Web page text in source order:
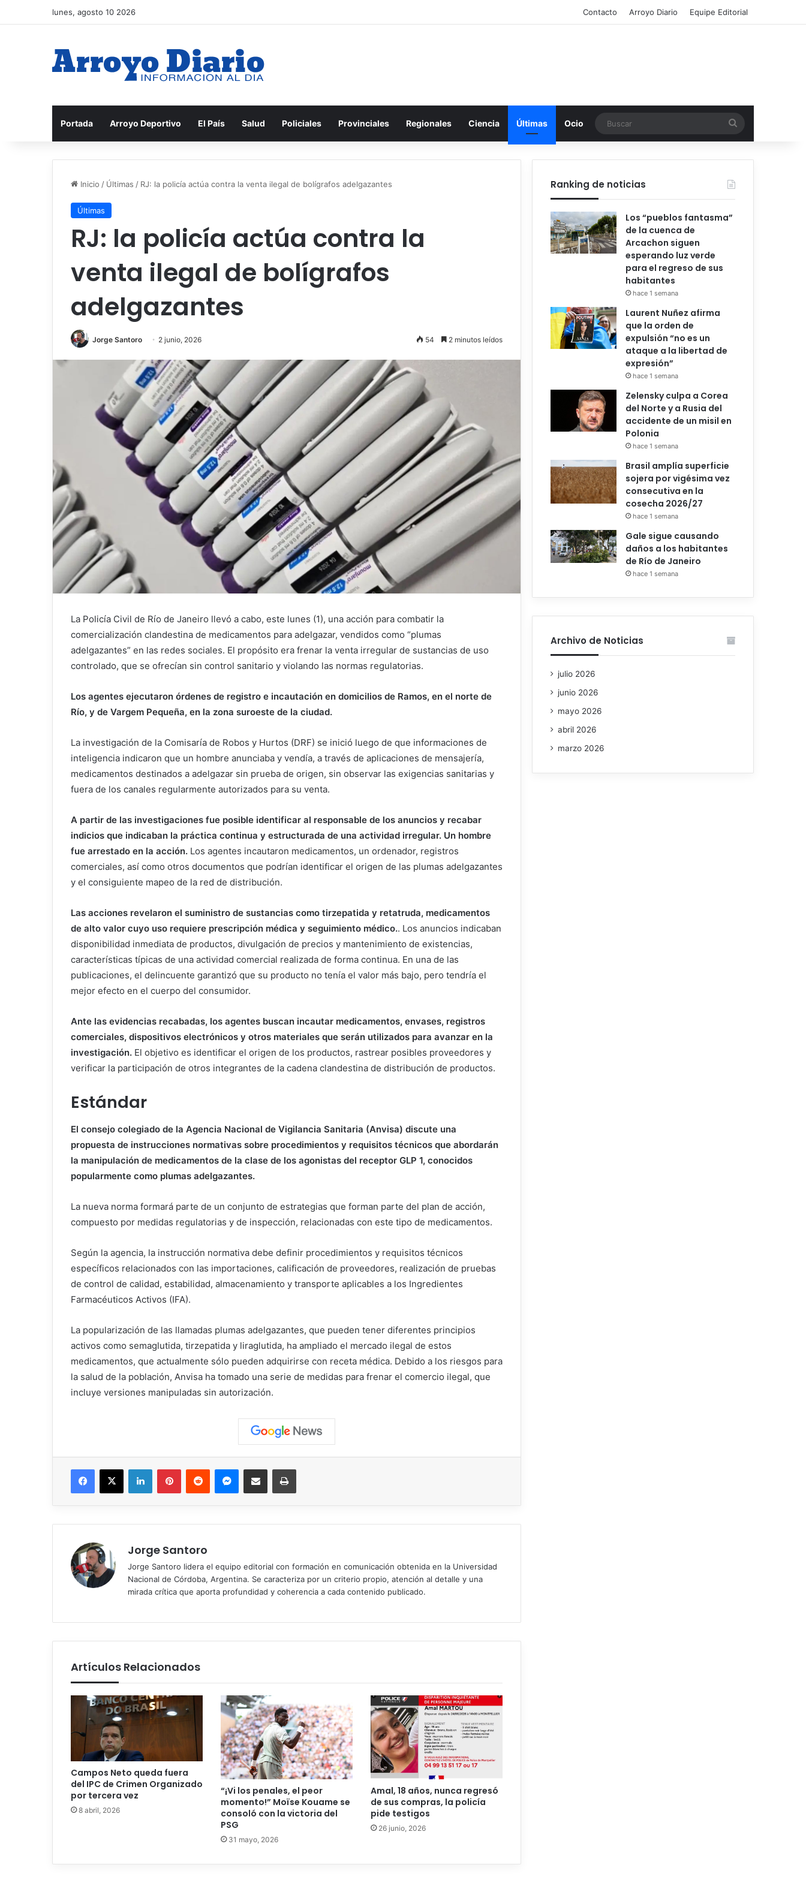
lunes, agosto 10 2026 Contacto Arroyo Diario Equipe Editorial
Portada Arroyo Deportivo El País Salud Policiales Provinciales Regionales Ciencia Últimas Ocio
Inicio / Últimas / RJ: la policía actúa contra la venta ilegal de bolígrafos adelgazantes
Últimas
RJ: la policía actúa contra la
venta ilegal de bolígrafos
adelgazantes
Jorge Santoro 2 junio, 2026 54 2 minutos leídos
La Policía Civil de Río de Janeiro llevó a cabo, este lunes (1), una acción para combatir la
comercialización clandestina de medicamentos para adelgazar, vendidos como “plumas
adelgazantes” en las redes sociales. El propósito era frenar la venta irregular de sustancias de uso
controlado, que se ofrecían sin control sanitario y violando las normas regulatorias.
Los agentes ejecutaron órdenes de registro e incautación en domicilios de Ramos, en el norte de
Río, y de Vargem Pequeña, en la zona suroeste de la ciudad.
La investigación de la Comisaría de Robos y Hurtos (DRF) se inició luego de que informaciones de
inteligencia indicaron que un hombre anunciaba y vendía, a través de aplicaciones de mensajería,
medicamentos destinados a adelgazar sin prueba de origen, sin observar las exigencias sanitarias y
fuera de los canales regularmente autorizados para su venta.
A partir de las investigaciones fue posible identificar al responsable de los anuncios y recabar
indicios que indicaban la práctica continua y estructurada de una actividad irregular. Un hombre
fue arrestado en la acción. Los agentes incautaron medicamentos, un ordenador, registros
comerciales, así como otros documentos que podrían identificar el origen de las plumas adelgazantes
y el consiguiente mapeo de la red de distribución.
Las acciones revelaron el suministro de sustancias como tirzepatida y retatruda, medicamentos
de alto valor cuyo uso requiere prescripción médica y seguimiento médico.. Los anuncios indicaban
disponibilidad inmediata de productos, divulgación de precios y mantenimiento de existencias,
características típicas de una actividad comercial realizada de forma continua. En una de las
publicaciones, el delincuente garantizó que su producto no tenía el valor más bajo, pero tendría el
mejor efecto en el cuerpo del consumidor.
Ante las evidencias recabadas, los agentes buscan incautar medicamentos, envases, registros
comerciales, dispositivos electrónicos y otros materiales que serán utilizados para avanzar en la
investigación. El objetivo es identificar el origen de los productos, rastrear posibles proveedores y
verificar la participación de otros integrantes de la cadena clandestina de distribución de productos.
Estándar
El consejo colegiado de la Agencia Nacional de Vigilancia Sanitaria (Anvisa) discute una
propuesta de instrucciones normativas sobre procedimientos y requisitos técnicos que abordarán
la manipulación de medicamentos de la clase de los agonistas del receptor GLP 1, conocidos
popularmente como plumas adelgazantes.
La nueva norma formará parte de un conjunto de estrategias que forman parte del plan de acción,
compuesto por medidas regulatorias y de inspección, relacionadas con este tipo de medicamentos.
Según la agencia, la instrucción normativa debe definir procedimientos y requisitos técnicos
específicos relacionados con las importaciones, calificación de proveedores, realización de pruebas
de control de calidad, estabilidad, almacenamiento y transporte aplicables a los Ingredientes
Farmacéuticos Activos (IFA).
La popularización de las llamadas plumas adelgazantes, que pueden tener diferentes principios
activos como semaglutida, tirzepatida y liraglutida, ha ampliado el mercado ilegal de estos
medicamentos, que actualmente sólo pueden adquirirse con receta médica. Debido a los riesgos para
la salud de la población, Anvisa ha tomado una serie de medidas para frenar el comercio ilegal, que
incluye versiones manipuladas sin autorización.
Facebook
X LinkedInPinterestReddit MessengerCompartir vía correo electrónicoImprimir
Jorge Santoro
Jorge Santoro lidera el equipo editorial con formación en comunicación obtenida en la Universidad
Nacional de Córdoba, Argentina. Se caracteriza por un criterio propio, atención al detalle y una
mirada crítica que aporta profundidad y coherencia a cada contenido publicado.
Artículos Relacionados
Campos Neto queda fuera
del IPC de Crimen Organizado
por tercera vez
8 abril, 2026
“¡Vi los penales, el peor
momento!” Moïse Kouame se
consoló con la victoria del
PSG
31 mayo, 2026
Amal, 18 años, nunca regresó
de sus compras, la policía
pide testigos
26 junio, 2026
Ranking de noticias
Los “pueblos fantasma”
de la cuenca de
Arcachon siguen
esperando luz verde
para el regreso de sus
habitantes
hace 1 semana
Laurent Nuñez afirma
que la orden de
expulsión “no es un
ataque a la libertad de
expresión”
hace 1 semana
Zelensky culpa a Corea
del Norte y a Rusia del
accidente de un misil en
Polonia
hace 1 semana
Brasil amplía superficie
sojera por vigésima vez
consecutiva en la
cosecha 2026/27
hace 1 semana
Gale sigue causando
daños a los habitantes
de Río de Janeiro
hace 1 semana
Archivo de Noticias
julio 2026
junio 2026
mayo 2026
abril 2026
marzo 2026